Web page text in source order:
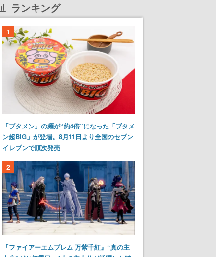
ランキング
1
「ブタメン」の麺が“約4倍”になった「ブタメ
ン超BIG」が登場。8月11日より全国のセブン
イレブンで順次発売
2
『ファイアーエムブレム 万紫千紅』“真の主